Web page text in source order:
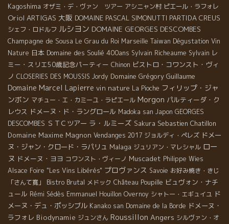
Kagoshima オザミ・デ・ヴァン ツアー アシニャン村 ピエール・ラフォレ
Oriol ARTIGAS 大阪 DOMAINE PASCAL SIMONUTTI PARTIDA CREUS
シェフ・ロドルフ ルシヨン DOMAINE GEORGES DESCOMBES
Champagne de Sousa Le Grau du Roi Marseille Taiwan Dégustation Vin
Nature 日本 Domaine des Soulié 400ans Sylvain Richeaume Sylvain レ
ミー・スリエ50歳記念パーティー Chinon ビストロ・コワンスト・ヴィ
ノ CLOSERIES DES MOUSSIS Jordy Domaine Grégory Guillaume
Domaine Marcel Lapierre vin nature La Pioche フィリップ・ジャ
ンボン マチュー・エ・カミーユ・ラピエール Morgon パルティーダ・ク
レウス ドメーヌ・ド・ラングロール Madoka san Japon GEORGES
DESCOMBES ＳＴＣツアー ラ・ルミーズ Sakura Sebastien Chatillon
Domaine Maxime Magnon Vendanges 2017 ジョルディ・ペレズ ドメー
ヌ・ジャン・クロード・ラパリュ Malaga ジュリアン・マレシャル ロー
ヌ ドメーヌ・ヨヨ コワンスト・ヴィーノ Muscadet Philippe Wies
Alsace Foire "Les Vins Libérés" プロヴァンス Savoie お好み焼き・きじ
「さんて寛」
Bistro Brutal メドック Château Poupille ビュヴォン・ナチ
ュール Rémi Sédès Emmanuel Houillon Overnoy シャトー・エギュイユ ド
メーヌ・デュ・ポッシブル Kanako san Domaine de la Borde ドメーヌ・
ラフォレ Biodynamie ジュンさん Roussillon Angers シルヴァン・オ